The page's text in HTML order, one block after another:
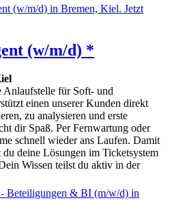
(w/m/d) *
Anlaufstelle für Soft- und
einen unserer Kunden direkt
zu analysieren und erste
dir Spaß. Per Fernwartung oder
schnell wieder ans Laufen. Damit
deine Lösungen im Ticketsystem
Wissen teilst du aktiv in der